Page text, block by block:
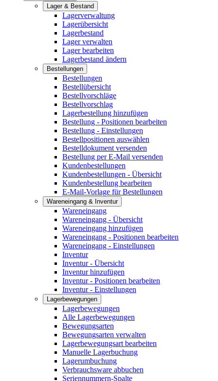
Lager & Bestand
Lagerverwaltung
Lagerübersicht
Lagerbestand
Lager verwalten
Lager bearbeiten
Lagerbestand ändern
Bestellungen
Bestellungen
Bestellübersicht
Bestellvorschläge
Bestellvorschlag
Lagerbestellung hinzufügen
Bestellung - Positionen bearbeiten
Bestellung - Einstellungen
Bestellpositionen auswählen
Bestelldokument versenden
Bestellung per E-Mail versenden
Kundenbestellungen
Kundenbestellungen - Übersicht
Kundenbestellung bearbeiten
E-Mail-Vorlage für Bestellungen
Wareneingang & Inventur
Wareneingang
Wareneingang - Übersicht
Wareneingang hinzufügen
Wareneingang - Positionen bearbeiten
Wareneingang - Einstellungen
Inventur
Inventur - Übersicht
Inventur hinzufügen
Inventur - Positionen bearbeiten
Inventur - Einstellungen
Lagerbewegungen
Lagerbewegungen
Alle Lagerbewegungen
Bewegungsarten
Bewegungsarten verwalten
Lagerbewegungsart bearbeiten
Manuelle Lagerbuchung
Lagerumbuchung
Verbrauchsware abbuchen
Seriennummern-Spalte